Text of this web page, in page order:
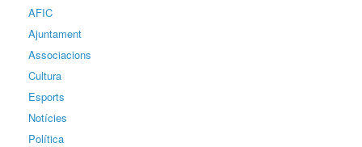
AFIC
Ajuntament
Associacions
Cultura
Esports
Notícies
Política